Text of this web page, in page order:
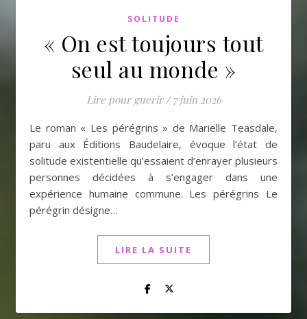
SOLITUDE
« On est toujours tout
seul au monde »
Lire pour guerir / 7 juin 2026
Le roman « Les pérégrins » de Marielle Teasdale,
paru aux Éditions Baudelaire, évoque l’état de
solitude existentielle qu’essaient d’enrayer plusieurs
personnes décidées à s’engager dans une
expérience humaine commune. Les pérégrins Le
pérégrin désigne…
LIRE LA SUITE